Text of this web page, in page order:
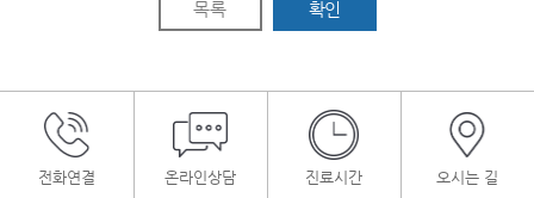
목록 확인
전화연결 온라인상담 진료시간 오시는 길